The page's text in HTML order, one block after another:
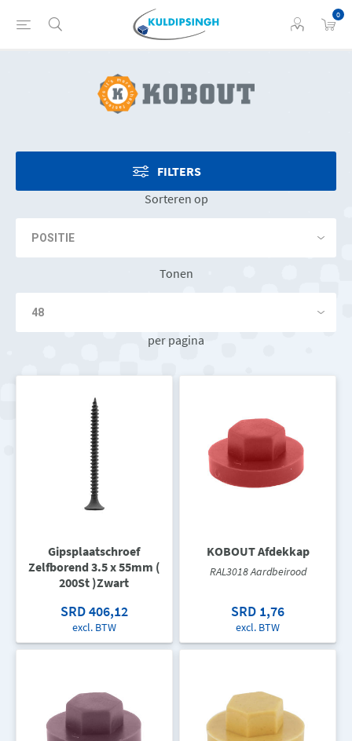
0
FILTERS
Sorteren op
Tonen
per pagina
Gipsplaatschroef
Zelfborend 3.5 x 55mm (
200St )Zwart
SRD 406,12
excl. BTW
KOBOUT Afdekkap
RAL3018 Aardbeirood
SRD 1,76
excl. BTW